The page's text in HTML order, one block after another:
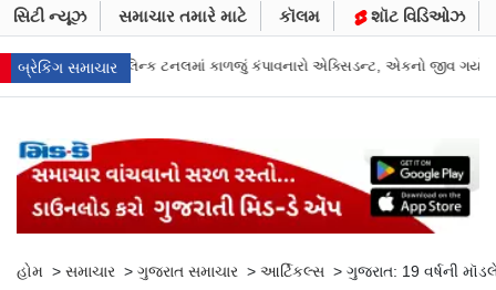
સિટી ન્યૂઝ સમાચાર તમારે માટે કૉલમ શૉટ વિડિઓઝ
બ્રેકિંગ સમાચાર
એક્સિડન્ટ, એકનો જીવ ગયો Gujarat News: મોરબીમાં મેજિક! કૂવાનું પાણી
હોમ > સમાચાર > ગુજરાત સમાચાર > આર્ટિકલ્સ > ગુજરાત: 19 વર્ષની